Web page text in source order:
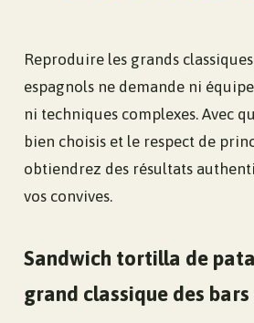
Reproduire les grands
espagnols ne demande ni
ni techniques complexes. Avec
bien choisis et le respect de
obtiendrez des résultats
vos convives.
Sandwich tortilla de
grand classique des